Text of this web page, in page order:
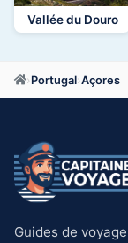
Vallée du Douro
› Portugal›Açores
Guides de